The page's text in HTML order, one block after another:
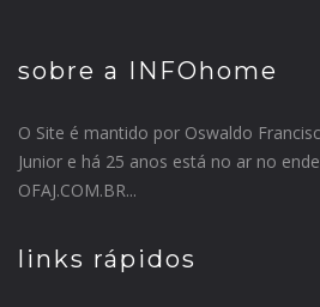
sobre a INFOhome
O Site é mantido por Oswaldo
Junior e há 25 anos está no ar no
OFAJ.COM.BR...
links rápidos